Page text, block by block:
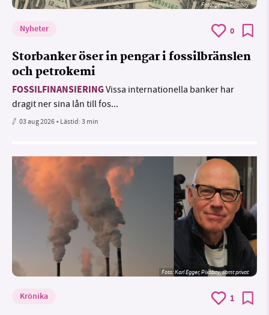
Foto:geralt/Pixabay
Nyheter 0
Storbanker öser in pengar i fossilbränslen
och petrokemi
FOSSILFINANSIERINGVissa internationella banker har
dragit ner sina lån till fos...
03 aug 2026• Lästid:3 min
Foto:Karl Egger, Pixabay, samt privat
Krönika 1